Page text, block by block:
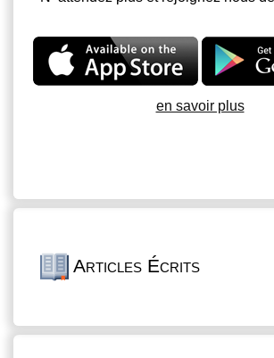
en savoir plus
Articles Écrits